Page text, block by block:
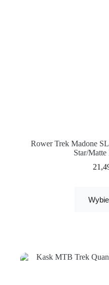
Rower Trek Madone
Star/Matte